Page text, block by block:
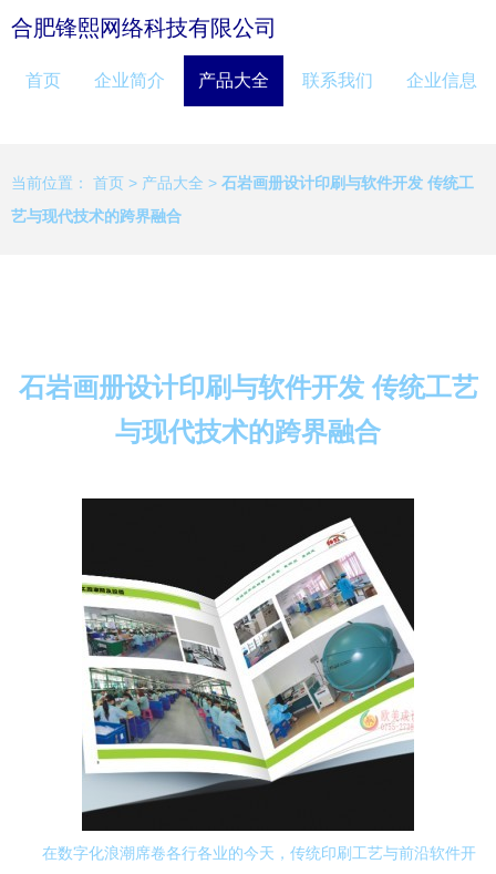
合肥锋熙网络科技有限公司
首页 企业简介 产品大全 联系我们 企业信息
当前位置： 首页 > 产品大全 > 石岩画册设计印刷与软件开发 传统工
艺与现代技术的跨界融合
石岩画册设计印刷与软件开发 传统工艺
与现代技术的跨界融合
在数字化浪潮席卷各行各业的今天，传统印刷工艺与前沿软件开